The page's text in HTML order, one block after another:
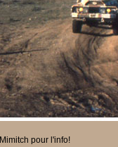
pour l'info!